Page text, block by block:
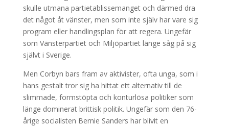
skulle utmana partietablissemanget och därmed dra
det något åt vänster, men som inte själv har vare sig
program eller handlingsplan för att regera. Ungefär
som Vänsterpartiet och Miljöpartiet länge såg på sig
självt i Sverige.
Men Corbyn bars fram av aktivister, ofta unga, som i
hans gestalt tror sig ha hittat ett alternativ till de
slimmade, formstöpta och konturlösa politiker som
länge dominerat brittisk politik. Ungefär som den 76-
årige socialisten Bernie Sanders har blivit en